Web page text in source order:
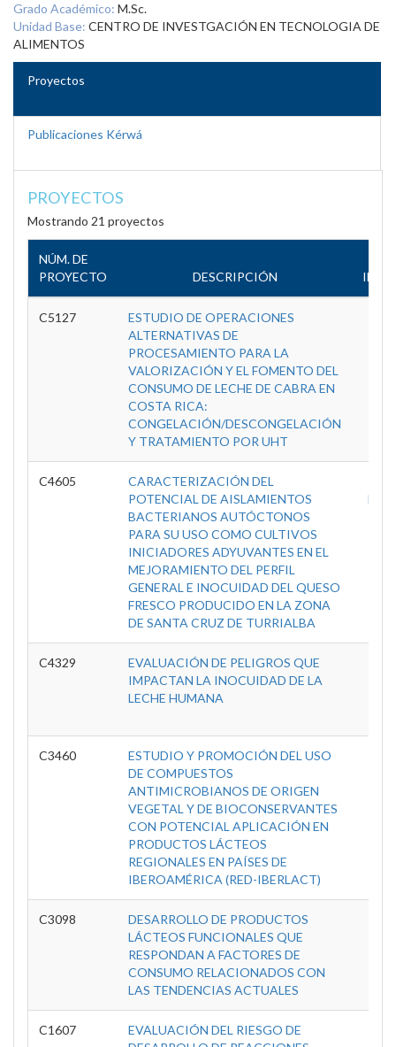
Grado Académico: M.Sc.
Unidad Base: CENTRO DE INVESTGACIÓN EN TECNOLOGIA DE
ALIMENTOS
Proyectos
Publicaciones Kérwá
PROYECTOS
Mostrando 21 proyectos
NÚM. DE
PROYECTO
DESCRIPCIÓN
C5127
ESTUDIO DE OPERACIONES
ALTERNATIVAS DE
PROCESAMIENTO PARA LA
VALORIZACIÓN Y EL FOMENTO DEL
CONSUMO DE LECHE DE CABRA EN
COSTA RICA:
CONGELACIÓN/DESCONGELACIÓN
Y TRATAMIENTO POR UHT
C4605
CARACTERIZACIÓN DEL
POTENCIAL DE AISLAMIENTOS
BACTERIANOS AUTÓCTONOS
PARA SU USO COMO CULTIVOS
INICIADORES ADYUVANTES EN EL
MEJORAMIENTO DEL PERFIL
GENERAL E INOCUIDAD DEL QUESO
FRESCO PRODUCIDO EN LA ZONA
DE SANTA CRUZ DE TURRIALBA
C4329
EVALUACIÓN DE PELIGROS QUE
IMPACTAN LA INOCUIDAD DE LA
LECHE HUMANA
C3460
ESTUDIO Y PROMOCIÓN DEL USO
DE COMPUESTOS
ANTIMICROBIANOS DE ORIGEN
VEGETAL Y DE BIOCONSERVANTES
CON POTENCIAL APLICACIÓN EN
PRODUCTOS LÁCTEOS
REGIONALES EN PAÍSES DE
IBEROAMÉRICA (RED-IBERLACT)
C3098
DESARROLLO DE PRODUCTOS
LÁCTEOS FUNCIONALES QUE
RESPONDAN A FACTORES DE
CONSUMO RELACIONADOS CON
LAS TENDENCIAS ACTUALES
C1607
EVALUACIÓN DEL RIESGO DE